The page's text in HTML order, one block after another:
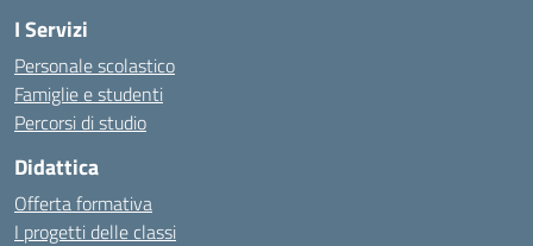
I Servizi
Personale scolastico
Famiglie e studenti
Percorsi di studio
Didattica
Offerta formativa
I progetti delle classi